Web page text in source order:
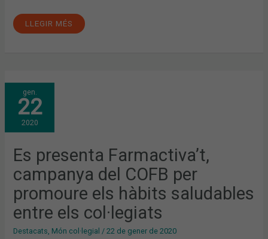
LLEGIR MÉS
gen.
22
2020
Es presenta Farmactiva’t,
campanya del COFB per
promoure els hàbits saludables
entre els col·legiats
Destacats Món col·legial /22 de gener de 2020
ES
PRESENTA
FARMACTIVA’T,
CAMPANYA
DEL
COFB
PER
HÀBITS
SALUDABLES
ENTRE
ELS
COL·LEGIATS